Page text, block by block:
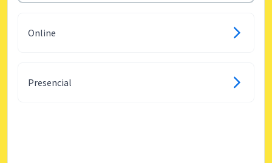
Online
Presencial